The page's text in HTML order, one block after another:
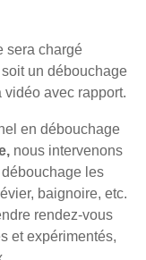
sera chargé
un débouchage
avec rapport.
en débouchage
nous intervenons
les
baignoire, etc.
rendez-vous
et expérimentés,